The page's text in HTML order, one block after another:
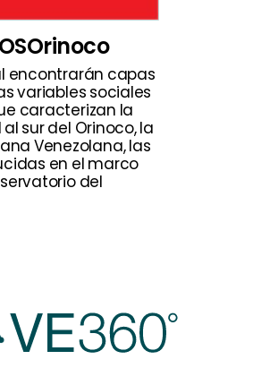
encontrarán capas
variables sociales
caracterizan la
sur del Orinoco, la
Venezolana, las
en el marco
del